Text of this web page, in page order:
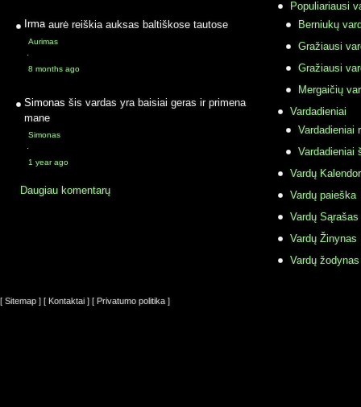
Irma aurė reiškia auksas baltiškose tautose
Aurimas
·
8 months ago
Simonas šis vardas yra baisiai geras ir primena
mane
Simonas
·
1 year ago
Daugiau komentarų
Populiariausi
Berniukų
Gražiausi
Gražiausi
Mergaičių
Vardadieniai
Vardadieniai
Vardadieniai
Vardų
Vardų paieška
Vardų Sąrašas
Vardų Žinynas
Vardų
[ Sitemap ] [ Kontaktai ] [ Privatumo politika ]